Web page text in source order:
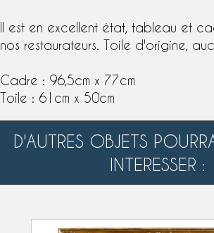
Il est en excellent état, tableau et
nos restaurateurs. Toile d'origine,
Cadre : 96,5cm x 77cm
Toile : 61cm x 50cm
D'AUTRES OBJETS
INTERESSER :